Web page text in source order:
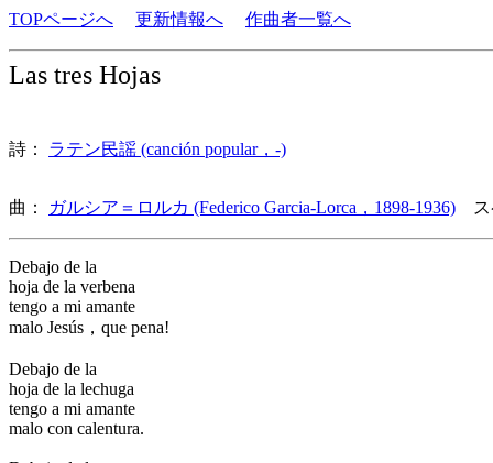
TOPページへ 更新情報へ 作曲者一覧へ
Las tres Hojas
詩： ラテン民謡 (canción popular，-)
曲： ガルシア＝ロルカ (Federico Garcia-Lorca，1898-1936) ス
Debajo de la
hoja de la verbena
tengo a mi amante
malo Jesús，que pena!
Debajo de la
hoja de la lechuga
tengo a mi amante
malo con calentura.